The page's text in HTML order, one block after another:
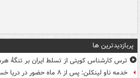
پربازدیدترین ها
ترس کارشناس کویتی از تسلط ایران بر تنگۀ
خدمه ناو لینکلن: پس از ۸ ماه حضور در دریا خسته و درمانده‌ شدیم